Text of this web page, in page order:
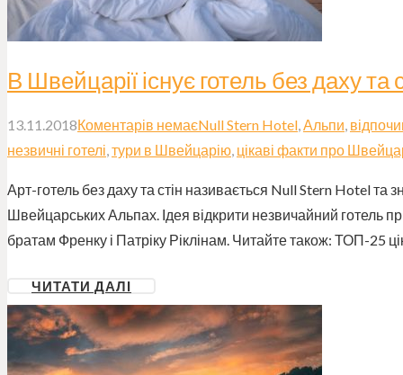
В Швейцарії існує готель без даху та
13.11.2018Коментарів немаєNull Stern Hotel Альпи
незвичні готелі тури в Швейцарію цікаві факти про
Арт-готель без даху та стін називається Null Stern Hotel та
Швейцарських Альпах. Ідея відкрити незвичайний готель
братам Френку і Патріку Ріклінам. Читайте також: ТОП-25
ЧИТАТИ ДАЛІ